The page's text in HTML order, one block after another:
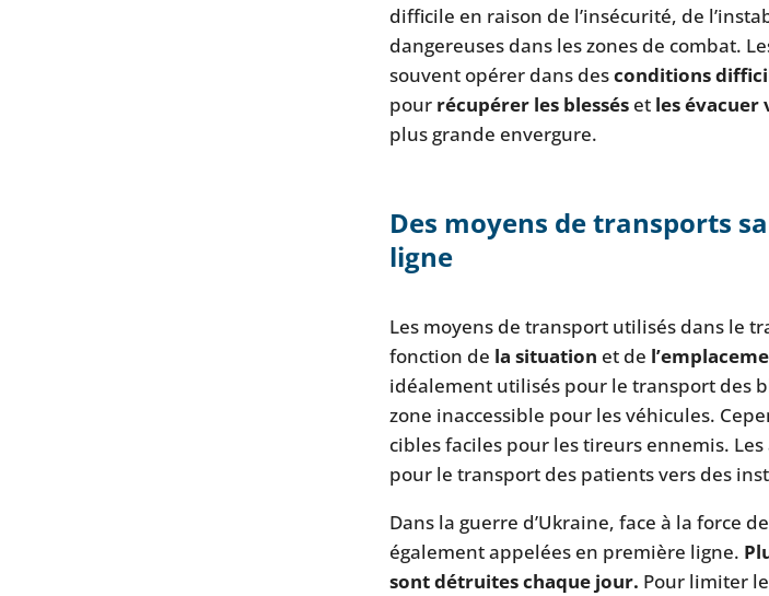
difficile en raison de l’insécurité, de
dangereuses dans les zones de combat.
souvent opérer dans desconditions
pour récupérer les blesséset les évacuer
plus grande envergure.
Des moyens de transports
ligne
Les moyens de transport utilisés dans le
fonction de la situation et de
idéalement utilisés pour le transport des
zone inaccessible pour les véhicules.
cibles faciles pour les tireurs ennemis.
pour le transport des patients vers des
Dans la guerre d’Ukraine, face à la force
également appelées en première ligne.
sont détruites chaque jour. Pour limiter